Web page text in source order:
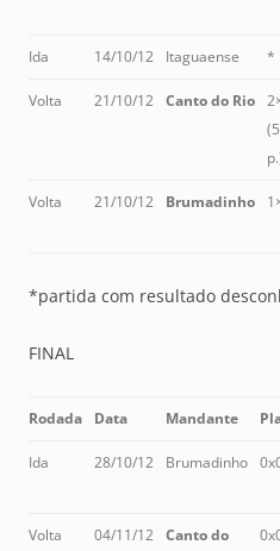
Ida 14/10/12 Itaguaense *
Volta 21/10/12 Canto do Rio
Volta 21/10/12 Brumadinho
*partida com resultado
FINAL
Rodada Data Mandante
Ida 28/10/12 Brumadinho
Volta 04/11/12 Canto do